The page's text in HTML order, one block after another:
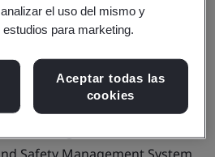
improvement at the
el uso del mismo y
para marketing.
Aceptar todas las
cookies